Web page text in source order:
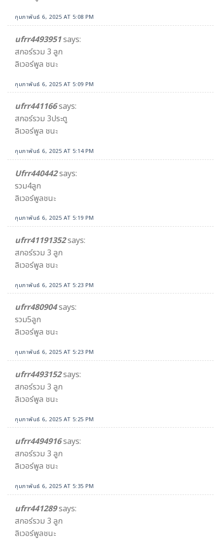
กุมภาพันธ์ 6, 2025 AT 5:08 PM
ufrr4493951says:
สกอร์รวม 3 ลูก
ลิเวอร์พูล ชนะ
กุมภาพันธ์ 6, 2025 AT 5:09 PM
ufrr441166says:
สกอร์รวม 3ประตู
ลิเวอร์พูล ชนะ
กุมภาพันธ์ 6, 2025 AT 5:14 PM
Ufrr440442says:
รวม4ลูก
ลิเวอร์พูลชนะ
กุมภาพันธ์ 6, 2025 AT 5:19 PM
ufrr41191352says:
สกอร์รวม 3 ลูก
ลิเวอร์พูล ชนะ
กุมภาพันธ์ 6, 2025 AT 5:23 PM
ufrr480904says:
รวม5ลูก
ลิเวอร์พูล ชนะ
กุมภาพันธ์ 6, 2025 AT 5:23 PM
ufrr4493152says:
สกอร์รวม 3 ลูก
ลิเวอร์พูล ชนะ
กุมภาพันธ์ 6, 2025 AT 5:25 PM
ufrr4494916says:
สกอร์รวม 3 ลูก
ลิเวอร์พูล ชนะ
กุมภาพันธ์ 6, 2025 AT 5:35 PM
ufrr441289says:
สกอร์รวม 3 ลูก
ลิเวอร์พูลชนะ